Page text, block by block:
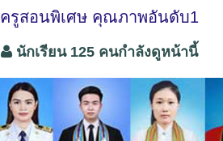
ครูสอนพิเศษ คุณภาพอันดับ1
นักเรียน 125 คนกำลังดูหน้านี้